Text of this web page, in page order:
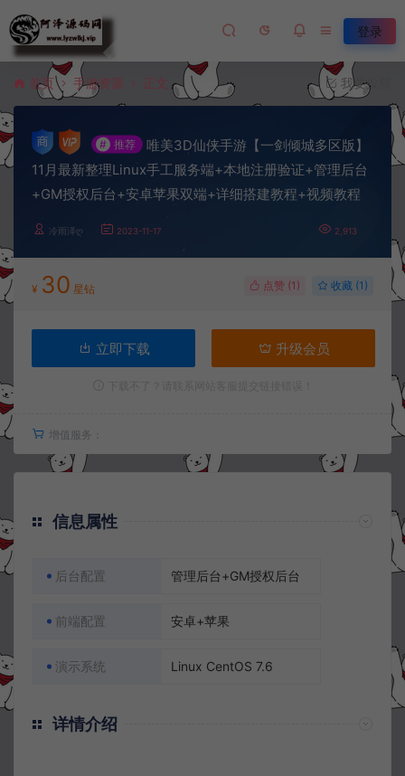
登录
首页 手游资源 正文 我要投稿
# 推荐
唯美3D仙侠手游【一剑倾城多区版】
11月最新整理Linux手工服务端+本地注册验证+管理后台
+GM授权后台+安卓苹果双端+详细搭建教程+视频教程
冷雨泽ღ 2023-11-17 2,913
¥ 30 星钻 点赞 (1 ) 收藏 (1)
立即下载 升级会员
增值服务：
信息属性
后台配置 管理后台+GM授权后台
前端配置 安卓+苹果
演示系统 Linux CentOS 7.6
详情介绍